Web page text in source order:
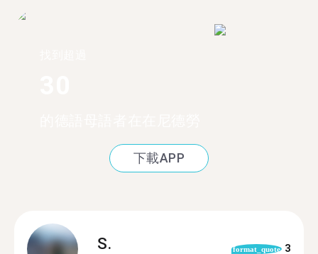
下載APP
S. format_quote 3